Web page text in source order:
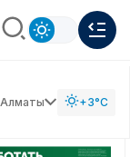
Алматы +3°C